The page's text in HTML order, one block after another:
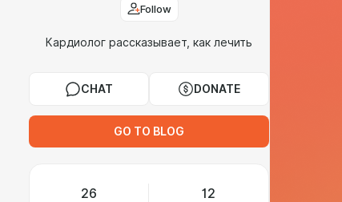
Follow
Кардиолог рассказывает, как лечить
CHAT DONATE
GO TO BLOG
26 12